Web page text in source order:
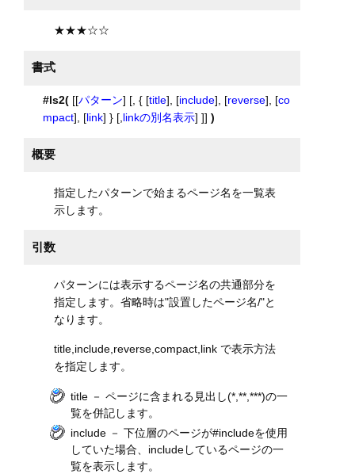
★★★☆☆
書式
#ls2([[パターン] [, { [title], [include], [reverse], [co
mpact], [link] } [, linkの別名表示] ]] )
概要
指定したパターンで始まるページ名を一覧表
示します。
引数
パターンには表示するページ名の共通部分を
指定します。省略時は"設置したページ名/"と
なります。
title,include,reverse,compact,link で表示方法
を指定します。
title － ページに含まれる見出し(*,**,***)の一
覧を併記します。
include － 下位層のページが#includeを使用
していた場合、includeしているページの一
覧を表示します。